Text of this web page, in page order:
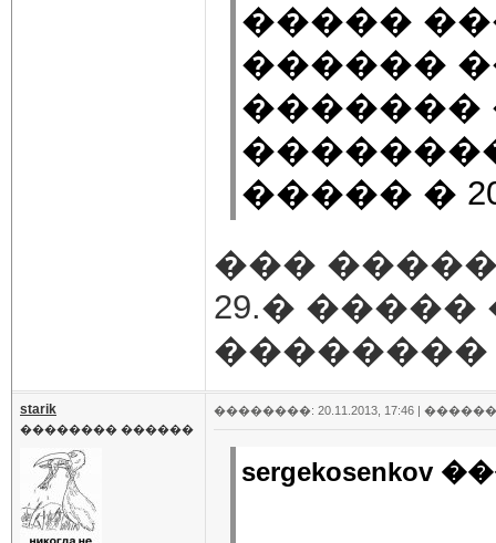
�����
������
�������
����� �
���
29.�
��������
starik
�������� ������
��������: 20.11.2013, 17:46 |
sergekosenkov